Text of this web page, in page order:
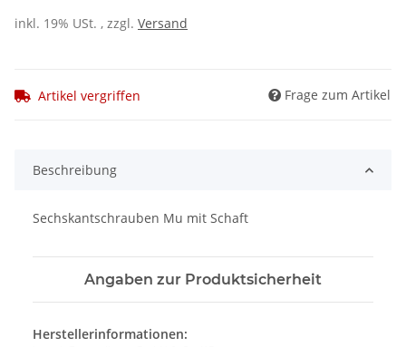
inkl. 19% USt. , zzgl. Versand
Artikel vergriffen Frage zum Artikel
Beschreibung
Sechskantschrauben Mu mit Schaft
Angaben zur Produktsicherheit
Herstellerinformationen: